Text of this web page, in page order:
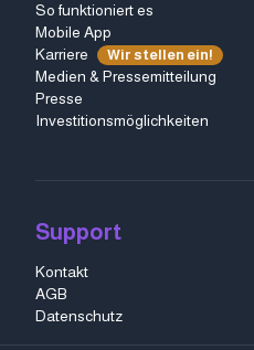
So funktioniert es
Mobile App
Karriere
Wir stellen ein!
Medien & Pressemitteilung
Presse
Investitionsmöglichkeiten
Support
Kontakt
AGB
Datenschutz